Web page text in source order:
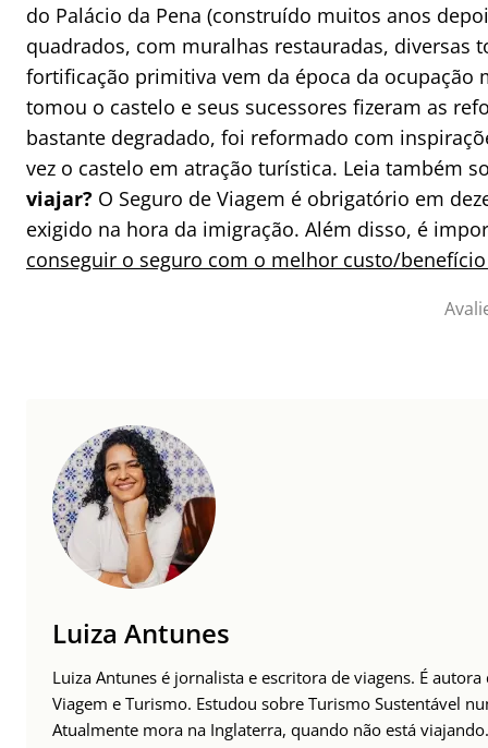
do Palácio da Pena (construído muitos anos
quadrados, com muralhas restauradas, diversas
fortificação primitiva vem da época da ocupação
tomou o castelo e seus sucessores fizeram as
bastante degradado, foi reformado com
vez o castelo em atração turística. Leia também
viajar? O Seguro de Viagem é obrigatório em
exigido na hora da imigração. Além disso, é
conseguir o seguro com o melhor custo/
Luiza Antunes
Luiza Antunes é jornalista e escritora de viagens. É
Viagem e Turismo. Estudou sobre Turismo Sustentável
Atualmente mora na Inglaterra, quando não está